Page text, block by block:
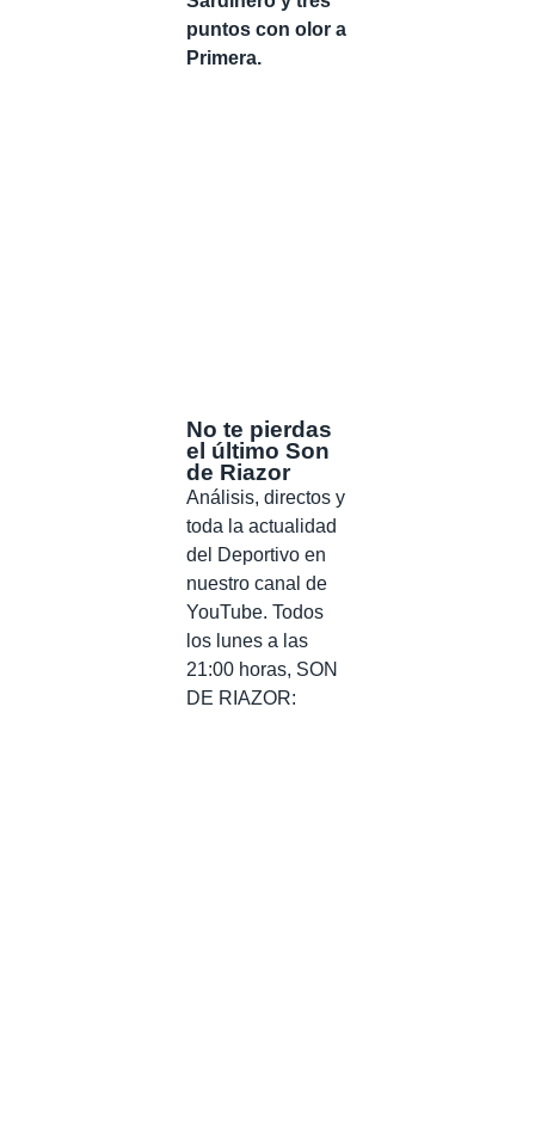
puntos con olor a
Primera.
No te pierdas
el último Son
de Riazor
Análisis, directos y
toda la actualidad
del Deportivo en
nuestro canal de
YouTube. Todos
los lunes a las
21:00 horas, SON
DE RIAZOR: